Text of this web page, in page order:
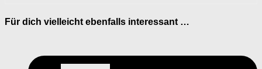
Für dich vielleicht ebenfalls interessant …